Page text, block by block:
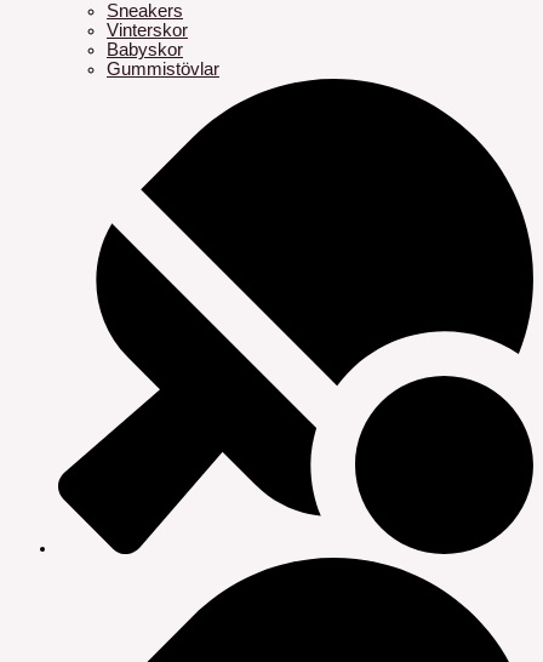
Sneakers
Vinterskor
Babyskor
Gummistövlar